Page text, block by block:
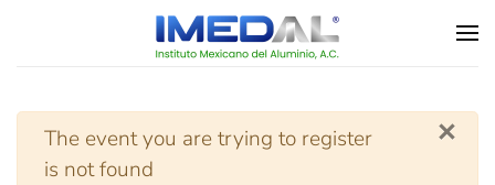
Skip to main content
×
Advertencia
The event you are trying to register
is not found